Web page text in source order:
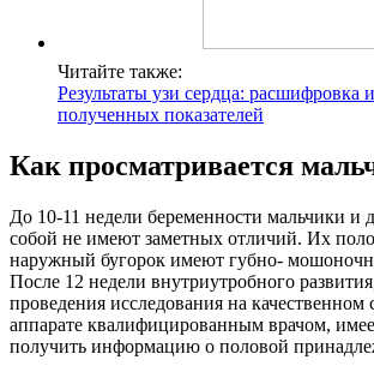
Читайте также:
Результаты узи сердца: расшифровка
полученных показателей
Как просматривается
До 10-11 недели беременности мальчики и
собой не имеют заметных отличий. Их
наружный бугорок имеют губно-
После 12 недели внутриутробного
проведения исследования на качественном
аппарате квалифицированным врачом,
получить информацию о половой